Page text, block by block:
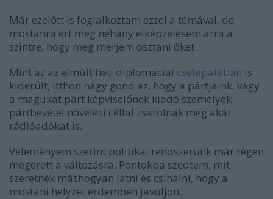
Már ezelőtt is foglalkoztam ezzel a témával, de
mostanra ért meg néhány elképzelésem arra a
szintre, hogy meg merjem osztani őket.
Mint az az elmúlt heti diplomáciai csetepatéban is
kiderült, itthon nagy gond az, hogy a pártjaink, vagy
a magukat párt képviselőnek kiadó személyek
pártbevétel növelési céllal zsarolnak meg akár
rádióadókat is.
Véleményem szerint politikai rendszerünk már régen
megérett a változásra. Pontokba szedtem, mit
szeretnék máshogyan látni és csinálni, hogy a
mostani helyzet érdemben javuljon.